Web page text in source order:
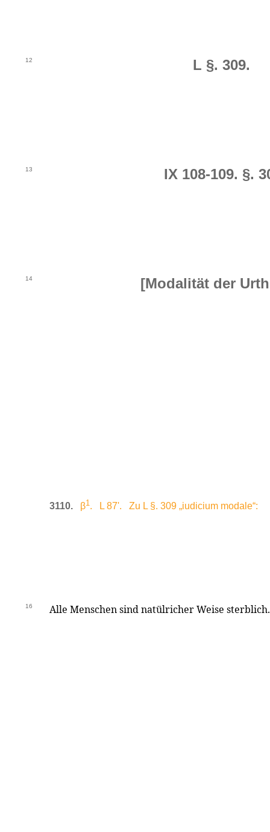
12 L §. 309.
13 IX 108-109. §.
14 [Modalität der
3110. β1. L 87'. Zu L §. 309 „iudicium modale“:
16 Alle Menschen sind natülricher Weise sterblich.